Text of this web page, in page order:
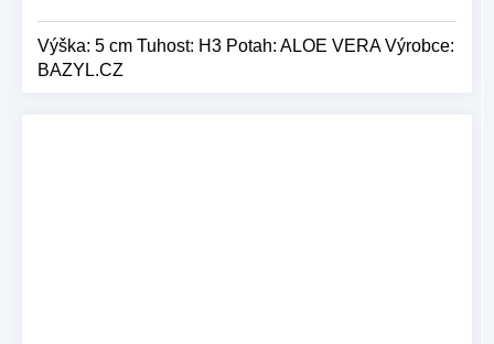
Výška: 5 cm Tuhost: H3 Potah: ALOE VERA Výrobce:
BAZYL.CZ